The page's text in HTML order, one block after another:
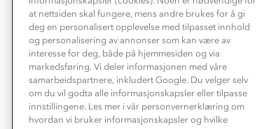
Presse
at nettsiden skal fungere, mens andre brukes for å gi
deg en personalisert opplevelse med tilpasset innhold
og personalisering av annonser som kan være av
interesse for deg, både på hjemmesiden og via
markedsføring. Vi deler informasjonen med våre
samarbeidspartnere, inkludert Google. Du velger selv
om du vil godta alle informasjonskapsler eller tilpasse
innstillingene. Les mer i vår personvernerklæring om
hvordan vi bruker informasjonskapsler og hvilke